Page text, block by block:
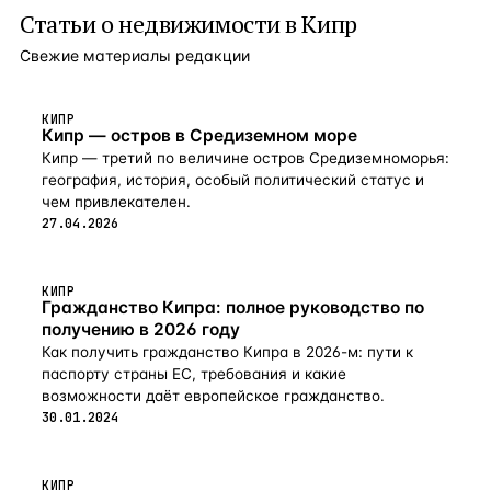
эксклюзивные зоны и удобства только для резидентов
комплекса. Отличительные особенности:
Захватывающие панорамные виды на море
техника Бассейн Игровая площадка Теннисный корт
Читальный зал/бизнес-центр Выставочный зал Зона для
маленьких детей Клуб Подземная парковка Ресепшн/
вестибюль 24-часовые услуги консьержа и охрана
Безопасное хранилище Услуги в гостиничном стиле
Смотровая площадка на верхнем этаже Панорамные
Статьи онедвижимости в Кипр
Свежие материалы редакции
КИПР
Кипр — остров в Средиземном море
Кипр — третий по величине остров Средиземноморья:
география, история, особый политический статус и
чем привлекателен.
27.04.2026
КИПР
Гражданство Кипра: полное руководство по
получению в 2026 году
Как получить гражданство Кипра в 2026-м: пути к
паспорту страны ЕС, требования и какие
возможности даёт европейское гражданство.
30.01.2024
КИПР